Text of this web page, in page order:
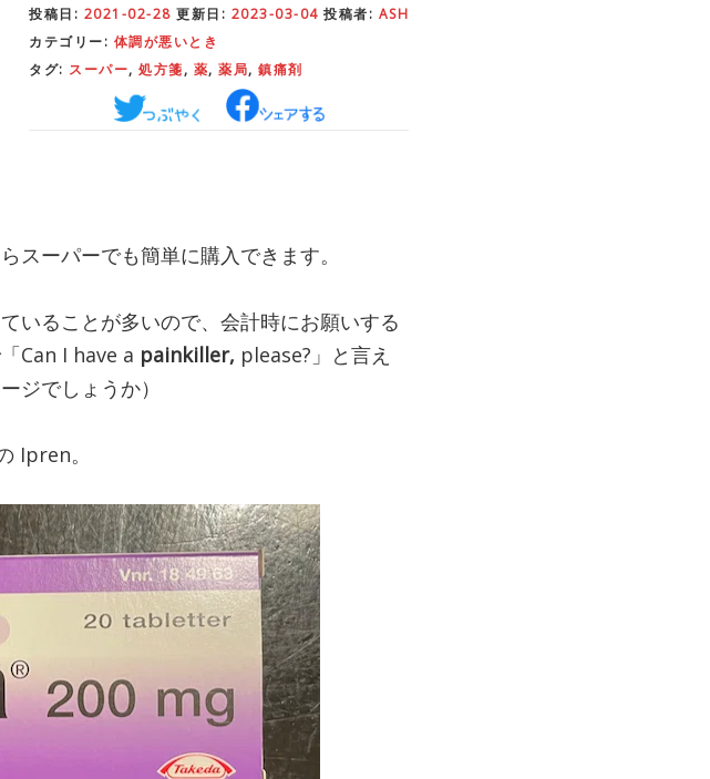
投稿日: 2021-02-28 更新日: 2023-03-04 投稿者: ASH
カテゴリー: 体調が悪いとき
タグ: スーパー, 処方箋, 薬, 薬局, 鎮痛剤
スーパーでも簡単に購入できます。
いることが多いので、会計時にお願いする
Can I have a painkiller, please?」と言え
ジでしょうか）
Ipren。